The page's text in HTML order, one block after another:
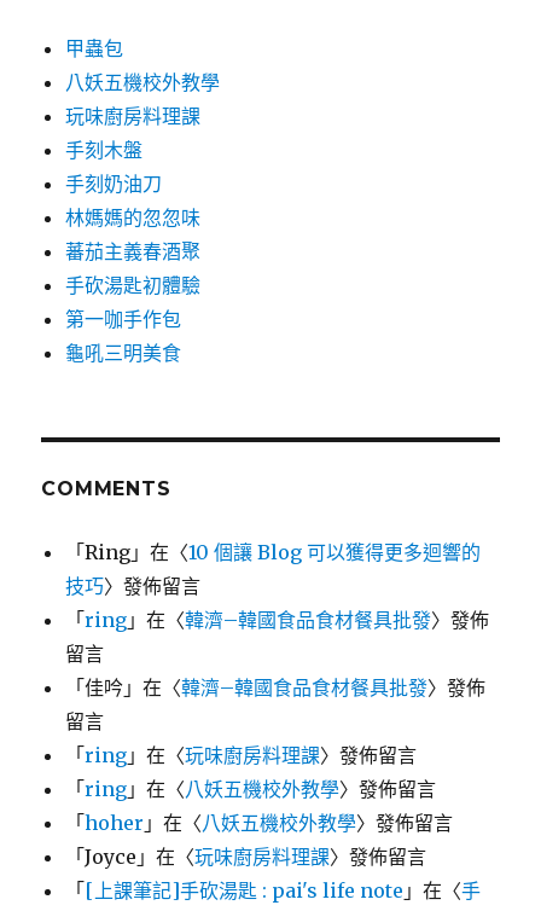
甲蟲包
八妖五機校外教學
玩味廚房料理課
手刻木盤
手刻奶油刀
林媽媽的忽忽味
蕃茄主義春酒聚
手砍湯匙初體驗
第一咖手作包
龜吼三明美食
COMMENTS
「Ring 」在〈10 個讓 Blog 可以獲得更多迴響的
技巧〉發佈留言
「ring 」在〈韓濟–韓國食品食材餐具批發〉發佈
留言
「佳吟 」在〈韓濟–韓國食品食材餐具批發〉發佈
留言
「ring 」在〈玩味廚房料理課〉發佈留言
「ring 」在〈八妖五機校外教學〉發佈留言
「hoher 」在〈八妖五機校外教學〉發佈留言
「Joyce 」在〈玩味廚房料理課〉發佈留言
「[上課筆記]手砍湯匙 : pai's life note 」在〈手